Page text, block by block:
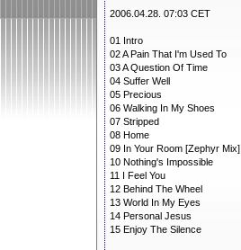
2006.04.28. 07:03 CET
01 Intro
02 A Pain That I'm Used To
03 A Question Of Time
04 Suffer Well
05 Precious
06 Walking In My Shoes
07 Stripped
08 Home
09 In Your Room [Zephyr Mix]
10 Nothing's Impossible
11 I Feel You
12 Behind The Wheel
13 World In My Eyes
14 Personal Jesus
15 Enjoy The Silence